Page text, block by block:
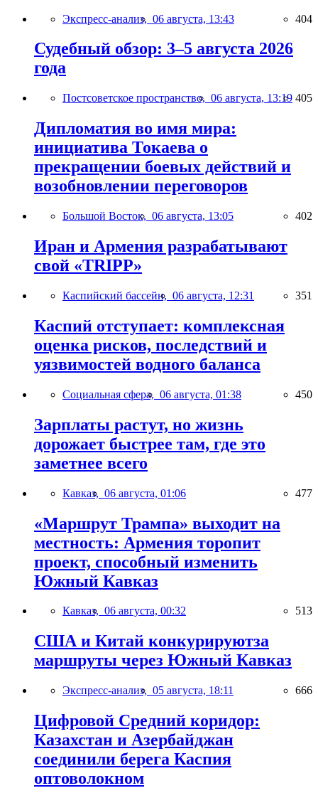
Экспресс-анализ, 06 августа, 13:43 404
Судебный обзор: 3–5 августа 2026
года
Постсоветское пространство, 06 августа, 13:19 405
Дипломатия во имя мира:
инициатива Токаева о
прекращении боевых действий и
возобновлении переговоров
Большой Восток, 06 августа, 13:05 402
Иран и Армения разрабатывают
свой «TRIPP»
Каспийский бассейн, 06 августа, 12:31 351
Каспий отступает: комплексная
оценка рисков, последствий и
уязвимостей водного баланса
Социальная сфера, 06 августа, 01:38 450
Зарплаты растут, но жизнь
дорожает быстрее там, где это
заметнее всего
Кавказ, 06 августа, 01:06 477
«Маршрут Трампа» выходит на
местность: Армения торопит
проект, способный изменить
Южный Кавказ
Кавказ, 06 августа, 00:32 513
США и Китай конкурируютза
маршруты через Южный Кавказ
Экспресс-анализ, 05 августа, 18:11 666
Цифровой Средний коридор:
Казахстан и Азербайджан
соединили берега Каспия
оптоволокном